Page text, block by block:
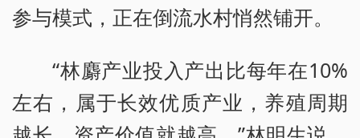
参与模式，正在倒流水村悄然铺开。
“林麝产业投入产出比每年在10%
左右，属于长效优质产业，养殖周期